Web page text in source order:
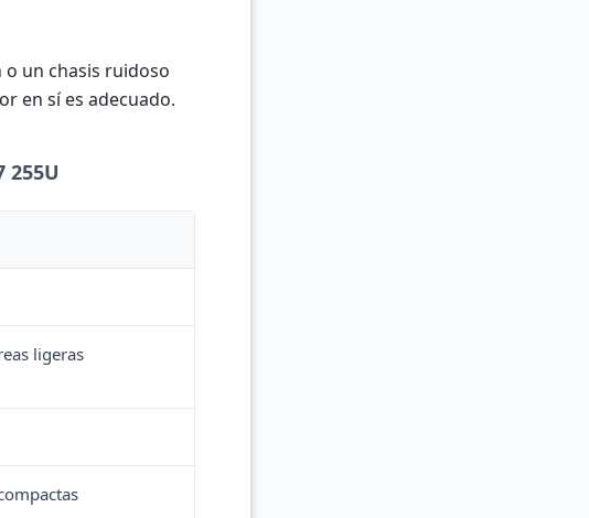
o un chasis ruidoso
en sí es adecuado.
255U
ligeras